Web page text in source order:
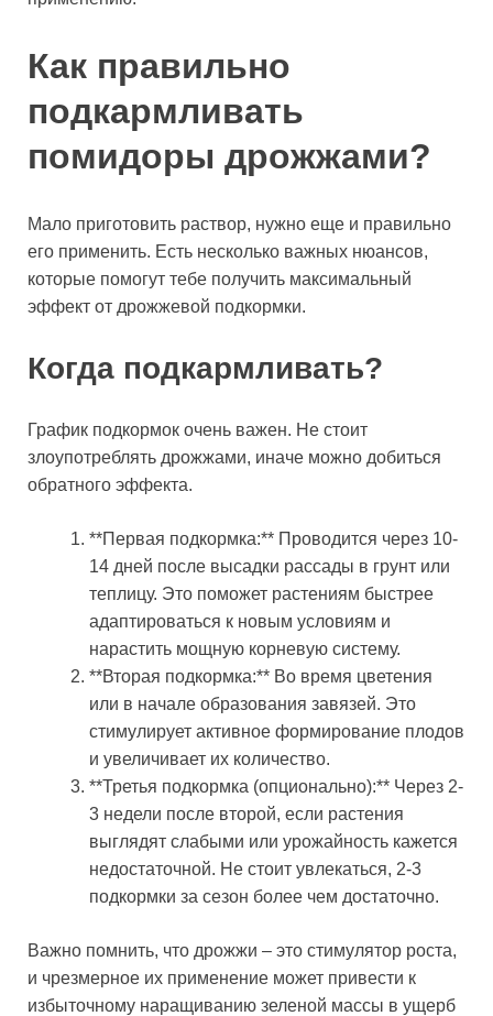
Как правильно
подкармливать
помидоры дрожжами?
Мало приготовить раствор, нужно еще и правильно
его применить. Есть несколько важных нюансов,
которые помогут тебе получить максимальный
эффект от дрожжевой подкормки.
Когда подкармливать?
График подкормок очень важен. Не стоит
злоупотреблять дрожжами, иначе можно добиться
обратного эффекта.
**Первая подкормка:** Проводится через 10-
14 дней после высадки рассады в грунт или
теплицу. Это поможет растениям быстрее
адаптироваться к новым условиям и
нарастить мощную корневую систему.
**Вторая подкормка:** Во время цветения
или в начале образования завязей. Это
стимулирует активное формирование плодов
и увеличивает их количество.
**Третья подкормка (опционально):** Через 2-
3 недели после второй, если растения
выглядят слабыми или урожайность кажется
недостаточной. Не стоит увлекаться, 2-3
подкормки за сезон более чем достаточно.
Важно помнить, что дрожжи – это стимулятор роста,
и чрезмерное их применение может привести к
избыточному наращиванию зеленой массы в ущерб